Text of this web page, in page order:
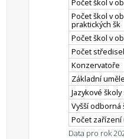
Počet škol v
Počet škol v
praktických šk
Počet škol v
Počet
Konzervatoře
Základní
Jazykové
Vyšší odborná
Počet zařízení
Data pro rok